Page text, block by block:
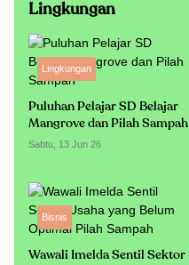
Lingkungan
Lingkungan
Puluhan Pelajar SD Belajar
Mangrove dan Pilah Sampah
Sabtu, 13 Jun 26
Bisnis
Wawali Imelda Sentil Sektor